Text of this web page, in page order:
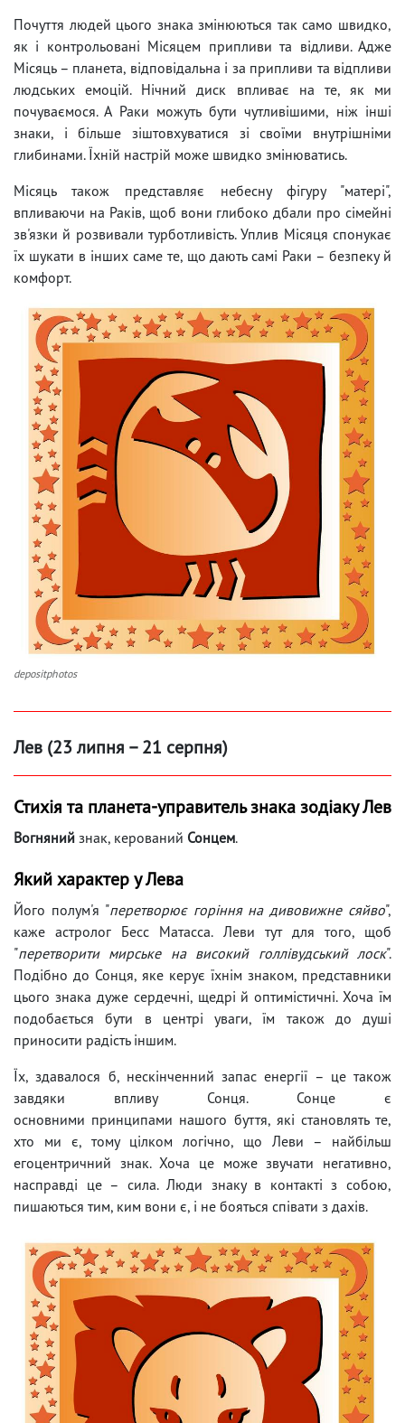
Почуття людей цього знака змінюються так само швидко,
як і контрольовані Місяцем припливи та відливи. Адже
Місяць – планета, відповідальна і за припливи та відпливи
людських емоцій. Нічний диск впливає на те, як ми
почуваємося. А Раки можуть бути чутливішими, ніж інші
знаки, і більше зіштовхуватися зі своїми внутрішніми
глибинами. Їхній настрій може швидко змінюватись.
Місяць також представляє небесну фігуру "матері",
впливаючи на Раків, щоб вони глибоко дбали про сімейні
зв'язки й розвивали турботливість. Уплив Місяця спонукає
їх шукати в інших саме те, що дають самі Раки – безпеку й
комфорт.
depositphotos
Лев (23 липня – 21 серпня)
Стихія та планета-управитель знака зодіаку Лев
Вогняний знак, керований Сонцем.
Який характер у Лева
Його полум'я "перетворює горіння на дивовижне сяйво",
каже астролог Бесс Матасса. Леви тут для того, щоб
"перетворити мирське на високий голлівудський лоск".
Подібно до Сонця, яке керує їхнім знаком, представники
цього знака дуже сердечні, щедрі й оптимістичні. Хоча їм
подобається бути в центрі уваги, їм також до душі
приносити радість іншим.
Їх, здавалося б, нескінченний запас енергії – це також
завдяки впливу Сонця. Сонце є
основними принципами нашого буття, які становлять те,
хто ми є, тому цілком логічно, що Леви – найбільш
егоцентричний знак. Хоча це може звучати негативно,
насправді це – сила. Люди знаку в контакті з собою,
пишаються тим, ким вони є, і не бояться співати з дахів.